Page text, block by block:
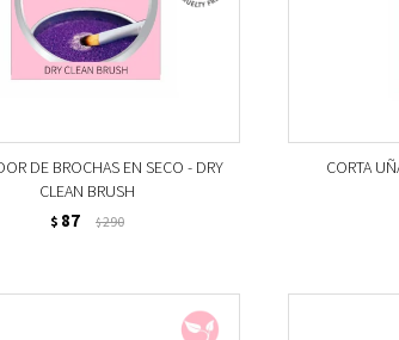
DE BROCHAS EN SECO - DRY
CLEAN BRUSH
$ 87 $290
CORTA